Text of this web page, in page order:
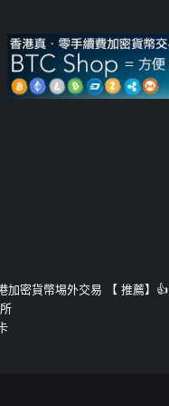
加密貨幣埸外交易 【 推薦】👍